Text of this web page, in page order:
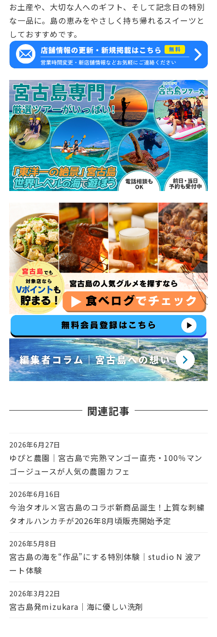
お土産や、大切な人へのギフト、そして記念日の特別
な一品に。島の恵みをやさしく持ち帰れるスイーツと
しておすすめです。
関連記事
投稿日
2026年6月27日
ゆぴと農園｜宮古島で完熟マンゴー直売・100％マン
ゴージュースが人気の農園カフェ
投稿日
2026年6月16日
今治タオル×宮古島のコラボ新商品誕生！上質な刺繍
タオルハンカチが2026年8月頃販売開始予定
投稿日
2026年5月8日
宮古島の海を“作品”にする特別体験｜studio N 波ア
ート体験
投稿日
2026年3月22日
宮古島発mizukara｜海に優しい洗剤